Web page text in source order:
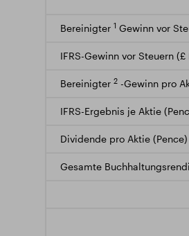
Bereinigter 1 Gewinn vor
IFRS-Gewinn vor Steuern (£
Bereinigter 2-Gewinn pro
IFRS-Ergebnis je Aktie
Dividende pro Aktie (Pence)
Gesamte